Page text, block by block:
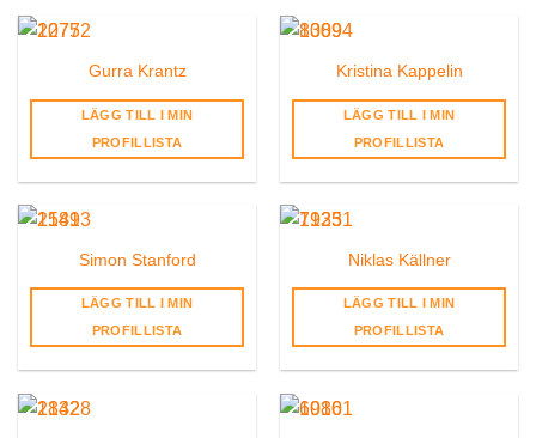
Gurra Krantz
LÄGG TILL I MIN
PROFILLISTA
Kristina Kappelin
LÄGG TILL I MIN
PROFILLISTA
Simon Stanford
LÄGG TILL I MIN
PROFILLISTA
Niklas Källner
LÄGG TILL I MIN
PROFILLISTA